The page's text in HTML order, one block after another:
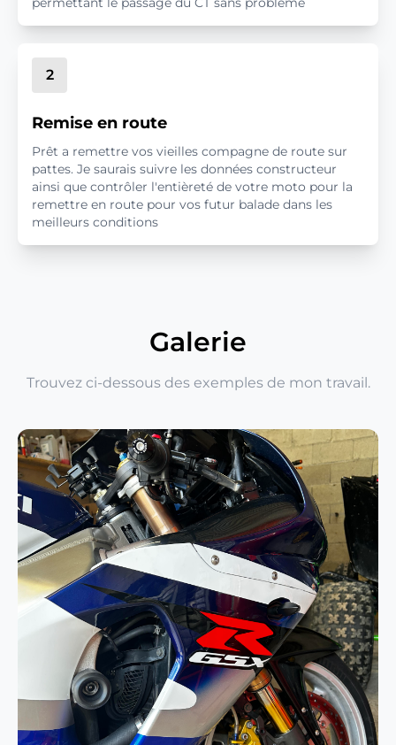
2
Remise en route
Prêt a remettre vos vieilles compagne de route sur
pattes. Je saurais suivre les données constructeur
ainsi que contrôler l'entièreté de votre moto pour la
remettre en route pour vos futur balade dans les
meilleurs conditions
Galerie
Trouvez ci-dessous des exemples de mon travail.